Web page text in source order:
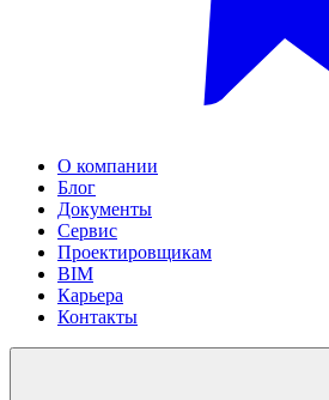
О компании
Блог
Документы
Сервис
Проектировщикам
BIM
Карьера
Контакты